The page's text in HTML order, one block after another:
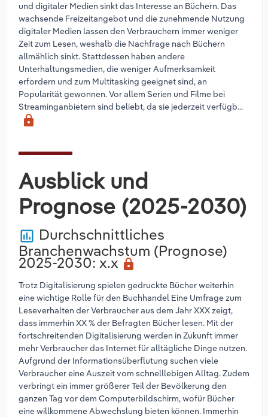
und digitaler Medien sinkt das Interesse an Büchern. Das
wachsende Freizeitangebot und die zunehmende Nutzung
digitaler Medien lassen den Verbrauchern immer weniger
Zeit zum Lesen, weshalb die Nachfrage nach Büchern
allmählich sinkt. Stattdessen haben andere
Unterhaltungsmedien, die weniger Aufmerksamkeit
erfordern und zum Multitasking geeignet sind, an
Popularität gewonnen. Vor allem Serien und Filme bei
Streaminganbietern sind beliebt, da sie jederzeit verfügb...
lock
Ausblick und
Prognose (2025-2030)
poll Durchschnittliches
Branchenwachstum (Prognose)
2025-2030: x.x lock
Trotz Digitalisierung spielen gedruckte Bücher weiterhin
eine wichtige Rolle für den Buchhandel Eine Umfrage zum
Leseverhalten der Verbraucher aus dem Jahr XXX zeigt,
dass immerhin XX % der Befragten Bücher lesen. Mit der
fortschreitenden Digitalisierung werden in Zukunft immer
mehr Verbraucher das Internet für alltägliche Dinge nutzen.
Aufgrund der Informationsüberflutung suchen viele
Verbraucher eine Auszeit vom schnelllebigen Alltag. Zudem
verbringt ein immer größerer Teil der Bevölkerung den
ganzen Tag vor dem Computerbildschirm, wofür Bücher
eine willkommene Abwechslung bieten können. Immerhin